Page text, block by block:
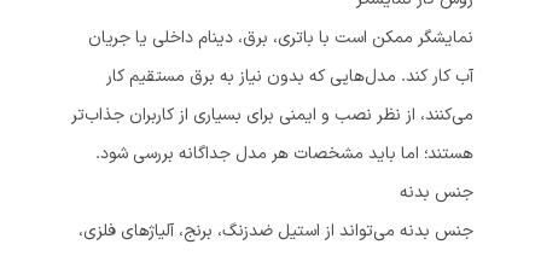
نمایشگر ممکن است با باتری، برق، دینام داخلی یا جریان
آب کار کند. مدل‌هایی که بدون نیاز به برق مستقیم کار
می‌کنند، از نظر نصب و ایمنی برای بسیاری از کاربران جذاب‌تر
هستند؛ اما باید مشخصات هر مدل جداگانه بررسی شود.
جنس بدنه
جنس بدنه می‌تواند از استیل ضدزنگ، برنج، آلیاژهای فلزی،